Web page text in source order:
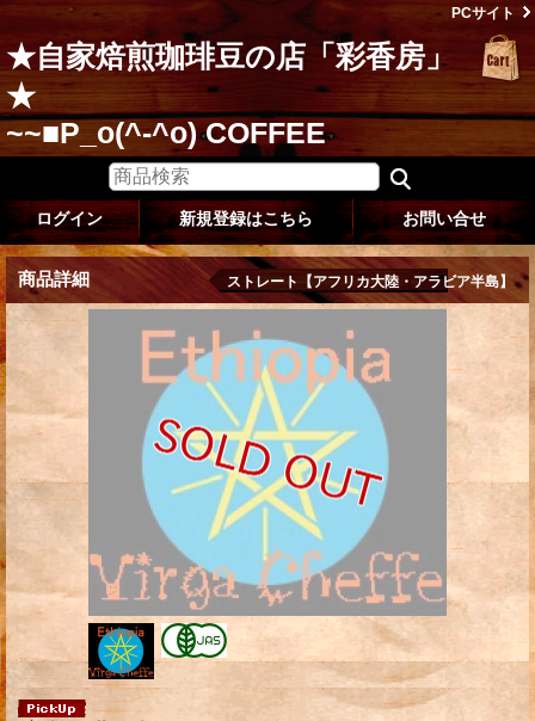
PCサイト
★自家焙煎珈琲豆の店「彩香房」
★
~~■P_o(^-^o) COFFEE
ログイン 新規登録はこちら お問い合せ
商品詳細 ストレート【アフリカ大陸・アラビア半島】